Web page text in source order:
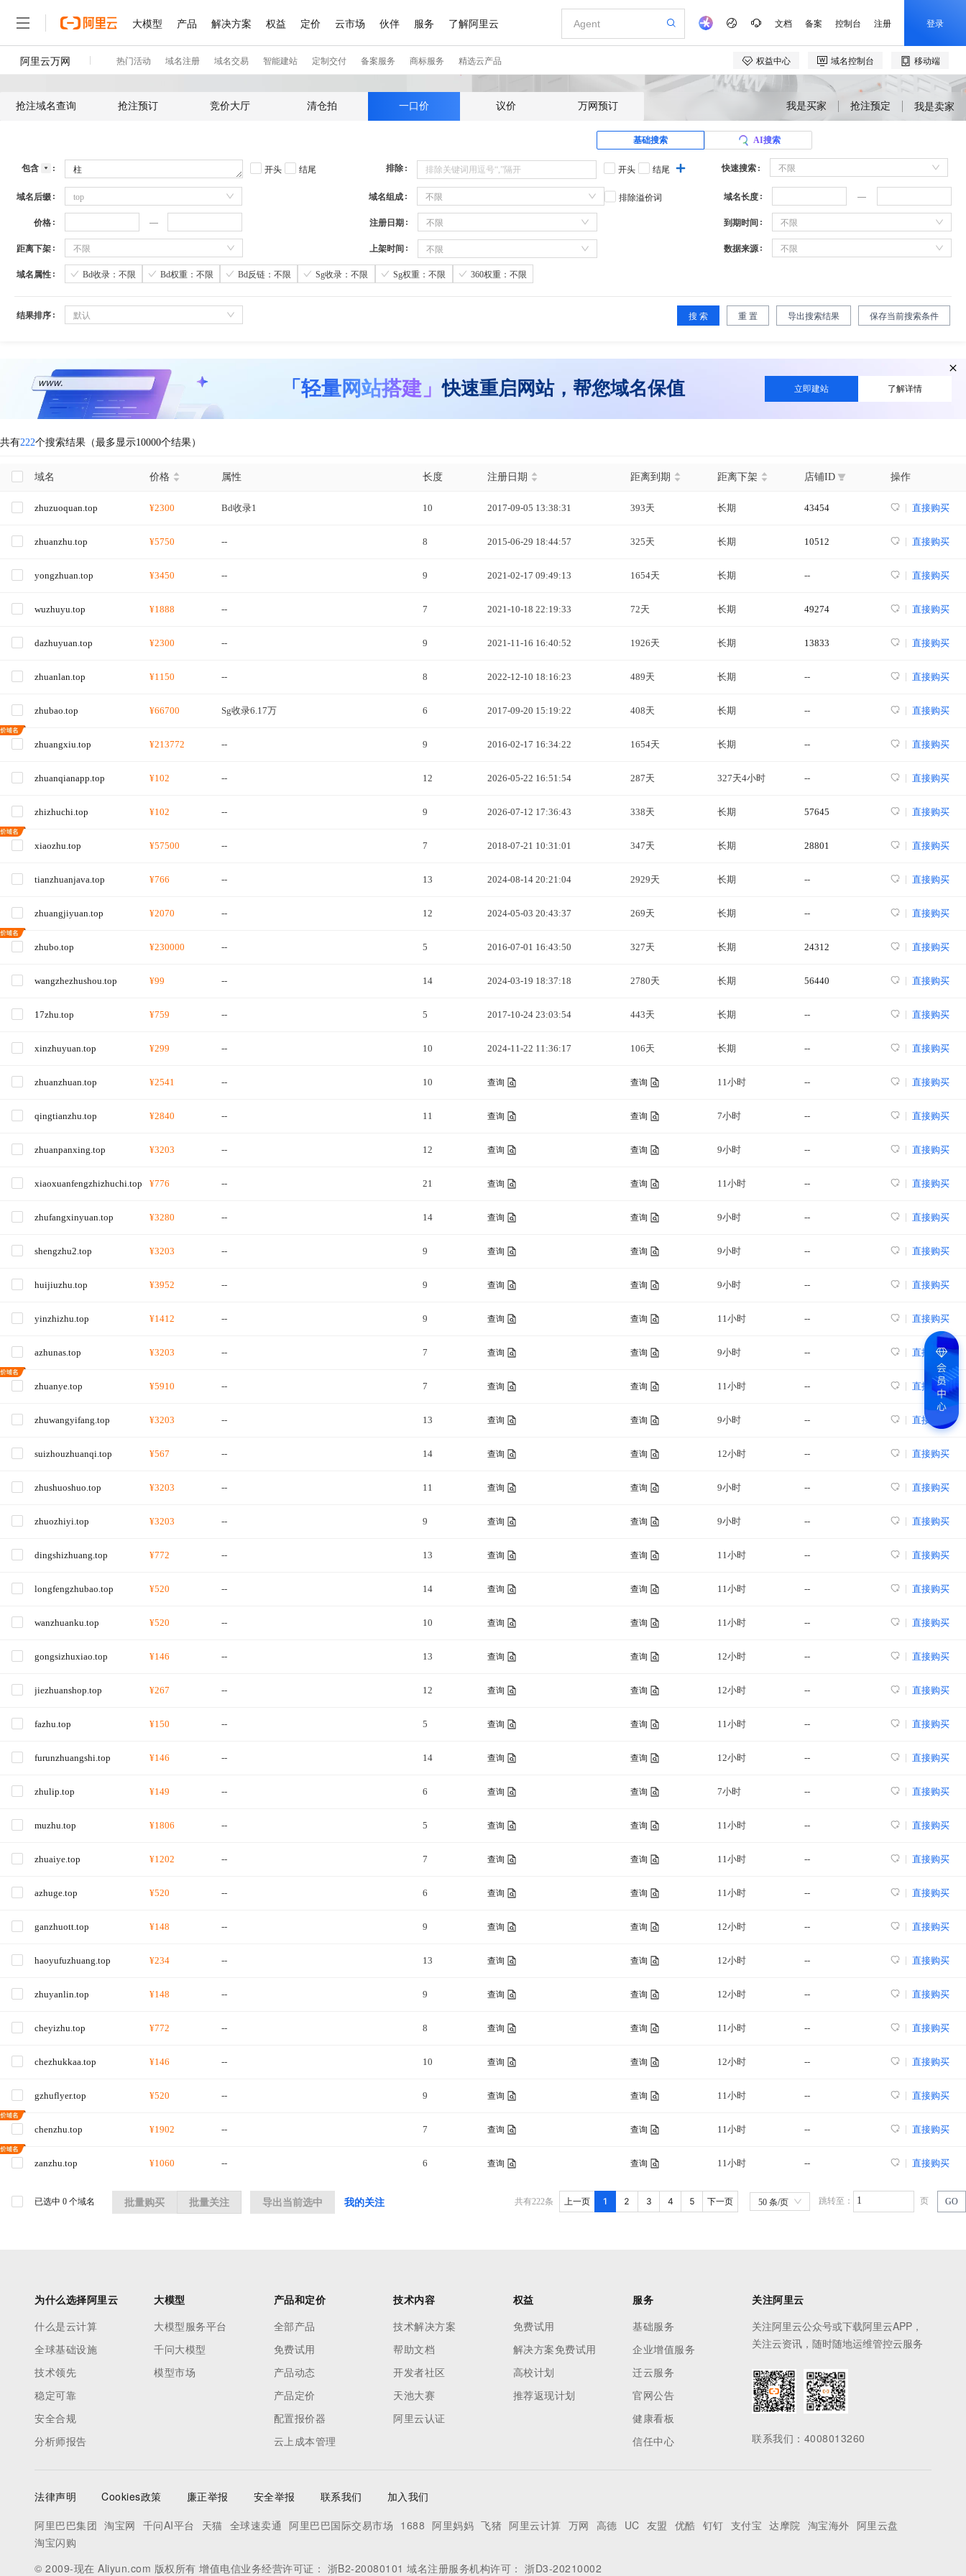
抢注域名查询 抢注预订 竞价大厅 清仓拍 一口价 议价 万网预订 我是买家 抢注预定 我是卖家
基础搜索 AI搜索
包含 开头 结尾 排除 开头 结尾 快速搜索 不限
域名后缀 top 域名组成 不限 排除溢价词 域名长度
价格 注册日期 不限 到期时间 不限
距离下架 不限 上架时间 不限 数据来源 不限
域名属性 Bd收录：不限 Bd权重：不限 Bd反链：不限 Sg收录：不限 Sg权重：不限 360权重：不限
结果排序 默认 搜 索 重 置 导出搜索结果 保存当前搜索条件
「轻量网站搭建」快速重启网站，帮您域名保值 立即建站 了解详情
共有222个搜索结果（最多显示10000个结果）
域名 价格 属性 长度 注册日期 距离到期 距离下架 店铺ID 操作
zhuzuoquan.top ¥2300 Bd收录1 10 2017-09-05 13:38:31 393天 长期 43454 直接购买
zhuanzhu.top ¥5750 -- 8 2015-06-29 18:44:57 325天 长期 10512 直接购买
yongzhuan.top ¥3450 -- 9 2021-02-17 09:49:13 1654天 长期 -- 直接购买
wuzhuyu.top ¥1888 -- 7 2021-10-18 22:19:33 72天 长期 49274 直接购买
dazhuyuan.top ¥2300 -- 9 2021-11-16 16:40:52 1926天 长期 13833 直接购买
zhuanlan.top ¥1150 -- 8 2022-12-10 18:16:23 489天 长期 -- 直接购买
zhubao.top ¥66700 Sg收录6.17万 6 2017-09-20 15:19:22 408天 长期 -- 直接购买
zhuangxiu.top ¥213772 -- 9 2016-02-17 16:34:22 1654天 长期 -- 直接购买
zhuanqianapp.top ¥102 -- 12 2026-05-22 16:51:54 287天 327天4小时 -- 直接购买
zhizhuchi.top ¥102 -- 9 2026-07-12 17:36:43 338天 长期 57645 直接购买
xiaozhu.top ¥57500 -- 7 2018-07-21 10:31:01 347天 长期 28801 直接购买
tianzhuanjava.top ¥766 -- 13 2024-08-14 20:21:04 2929天 长期 -- 直接购买
zhuangjiyuan.top ¥2070 -- 12 2024-05-03 20:43:37 269天 长期 -- 直接购买
zhubo.top ¥230000 -- 5 2016-07-01 16:43:50 327天 长期 24312 直接购买
wangzhezhushou.top ¥99 -- 14 2024-03-19 18:37:18 2780天 长期 56440 直接购买
17zhu.top ¥759 -- 5 2017-10-24 23:03:54 443天 长期 -- 直接购买
xinzhuyuan.top ¥299 -- 10 2024-11-22 11:36:17 106天 长期 -- 直接购买
zhuanzhuan.top ¥2541 -- 10 查询 查询 11小时 -- 直接购买
qingtianzhu.top ¥2840 -- 11 查询 查询 7小时 -- 直接购买
zhuanpanxing.top ¥3203 -- 12 查询 查询 9小时 -- 直接购买
xiaoxuanfengzhizhuchi.top ¥776 -- 21 查询 查询 11小时 -- 直接购买
zhufangxinyuan.top ¥3280 -- 14 查询 查询 9小时 -- 直接购买
shengzhu2.top ¥3203 -- 9 查询 查询 9小时 -- 直接购买
huijiuzhu.top ¥3952 -- 9 查询 查询 9小时 -- 直接购买
yinzhizhu.top ¥1412 -- 9 查询 查询 11小时 -- 直接购买
azhunas.top ¥3203 -- 7 查询 查询 9小时 -- 直接购买
zhuanye.top ¥5910 -- 7 查询 查询 11小时 -- 直接购买
zhuwangyifang.top ¥3203 -- 13 查询 查询 9小时 -- 直接购买
suizhouzhuanqi.top ¥567 -- 14 查询 查询 12小时 -- 直接购买
zhushuoshuo.top ¥3203 -- 11 查询 查询 9小时 -- 直接购买
zhuozhiyi.top ¥3203 -- 9 查询 查询 9小时 -- 直接购买
dingshizhuang.top ¥772 -- 13 查询 查询 11小时 -- 直接购买
longfengzhubao.top ¥520 -- 14 查询 查询 11小时 -- 直接购买
wanzhuanku.top ¥520 -- 10 查询 查询 11小时 -- 直接购买
gongsizhuxiao.top ¥146 -- 13 查询 查询 12小时 -- 直接购买
jiezhuanshop.top ¥267 -- 12 查询 查询 12小时 -- 直接购买
fazhu.top ¥150 -- 5 查询 查询 11小时 -- 直接购买
furunzhuangshi.top ¥146 -- 14 查询 查询 12小时 -- 直接购买
zhulip.top ¥149 -- 6 查询 查询 7小时 -- 直接购买
muzhu.top ¥1806 -- 5 查询 查询 11小时 -- 直接购买
zhuaiye.top ¥1202 -- 7 查询 查询 11小时 -- 直接购买
azhuge.top ¥520 -- 6 查询 查询 11小时 -- 直接购买
ganzhuott.top ¥148 -- 9 查询 查询 12小时 -- 直接购买
haoyufuzhuang.top ¥234 -- 13 查询 查询 12小时 -- 直接购买
zhuyanlin.top ¥148 -- 9 查询 查询 12小时 -- 直接购买
cheyizhu.top ¥772 -- 8 查询 查询 11小时 -- 直接购买
chezhukkaa.top ¥146 -- 10 查询 查询 12小时 -- 直接购买
gzhuflyer.top ¥520 -- 9 查询 查询 11小时 -- 直接购买
chenzhu.top ¥1902 -- 7 查询 查询 11小时 -- 直接购买
zanzhu.top ¥1060 -- 6 查询 查询 11小时 -- 直接购买
已选中 0 个域名 批量购买 批量关注 导出当前选中 我的关注 共有222条 上一页 1 2 3 4 5 下一页 50 条/页 跳转至： 页 GO